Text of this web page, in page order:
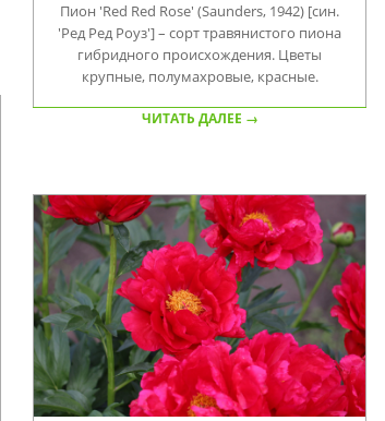
Пион 'Red Red Rose' (Saunders, 1942) [син.
'Ред Ред Роуз'] – сорт травянистого пиона
гибридного происхождения. Цветы
крупные, полумахровые, красные.
ЧИТАТЬ ДАЛЕЕ →